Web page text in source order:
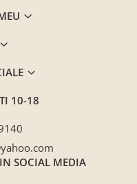
10-18
SOCIAL MEDIA